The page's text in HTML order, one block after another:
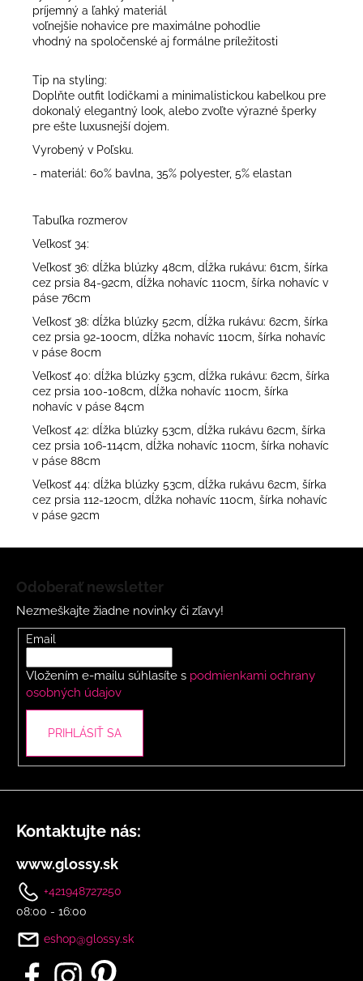
príjemný a ľahký materiál
voľnejšie nohavice pre maximálne pohodlie
vhodný na spoločenské aj formálne príležitosti
Tip na styling:
Doplňte outfit lodičkami a minimalistickou kabelkou pre
dokonalý elegantný look, alebo zvoľte výrazné šperky
pre ešte luxusnejší dojem.
Vyrobený v Poľsku.
- materiál: 60% bavlna, 35% polyester, 5% elastan
Tabuľka rozmerov
Veľkosť 34:
Veľkosť 36: dĺžka blúzky 48cm, dĺžka rukávu: 61cm, šírka
cez prsia 84-92cm, dĺžka nohavíc 110cm, šírka nohavíc v
páse 76cm
Veľkosť 38: dĺžka blúzky 52cm, dĺžka rukávu: 62cm, šírka
cez prsia 92-100cm, dĺžka nohavíc 110cm, šírka nohavíc
v páse 80cm
Veľkosť 40: dĺžka blúzky 53cm, dĺžka rukávu: 62cm, šírka
cez prsia 100-108cm, dĺžka nohavíc 110cm, šírka
nohavíc v páse 84cm
Veľkosť 42: dĺžka blúzky 53cm, dĺžka rukávu 62cm, šírka
cez prsia 106-114cm, dĺžka nohavíc 110cm, šírka nohavíc
v páse 88cm
Veľkosť 44: dĺžka blúzky 53cm, dĺžka rukávu 62cm, šírka
cez prsia 112-120cm, dĺžka nohavíc 110cm, šírka nohavíc
v páse 92cm
Odoberať newsletter
Nezmeškajte žiadne novinky či zľavy!
Email
Vložením e-mailu súhlasíte s podmienkami ochrany
osobných údajov
PRIHLÁSIŤ SA
Kontaktujte nás:
www.glossy.sk
+421948727250
08:00 - 16:00
eshop@glossy.sk